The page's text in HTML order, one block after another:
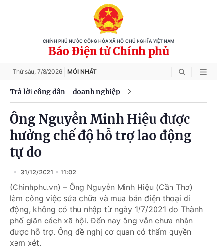
CHÍNH PHỦ NƯỚC CỘNG HÒA XÃ HỘI CHỦ NGHĨA VIỆT NAM
Báo Điện tử Chính phủ
Thứ sáu, 7/8/2026 MỚI NHẤT
Trả lời công dân - doanh nghiệp
Ông Nguyễn Minh Hiệu được
hưởng chế độ hỗ trợ lao động
tự do
31/12/2021 11:02
(Chinhphu.vn) – Ông Nguyễn Minh Hiệu (Cần Thơ)
làm công việc sửa chữa và mua bán điện thoại di
động, không có thu nhập từ ngày 1/7/2021 do Thành
phố giãn cách xã hội. Đến nay ông vẫn chưa nhận
được hỗ trợ. Ông đề nghị cơ quan có thẩm quyền
xem xét.